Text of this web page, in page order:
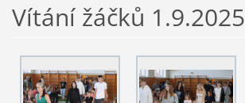
Vítání žáčků 1.9.2025